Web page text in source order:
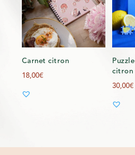
Carnet citron
18,00€
citron
30,00€